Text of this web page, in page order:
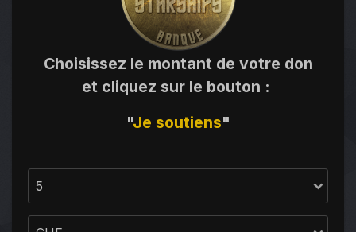
Choisissez le montant de votre don
et cliquez sur le bouton :
"Je soutiens"